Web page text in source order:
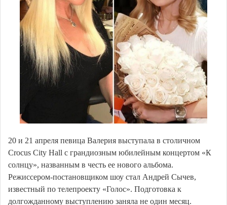
20 и 21 апреля певица Валерия выступала в столичном
Сrocus City Hall с грандиозным юбилейным концертом «К
солнцу», названным в честь ее нового альбома.
Режиссером-постановщиком шоу стал Андрей Сычев,
известный по телепроекту «Голос». Подготовка к
долгожданному выступлению заняла не один месяц.